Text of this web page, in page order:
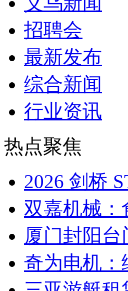
招聘会
最新发布
综合新闻
行业资讯
热点聚焦
2026 剑桥
双嘉机械
厦门封阳
奇为电机：